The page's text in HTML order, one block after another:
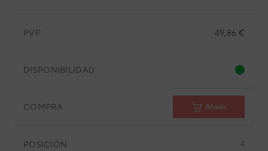
PVP 49,86 €
DISPONIBILIDAD
COMPRA Añadir
POSICIÓN 4